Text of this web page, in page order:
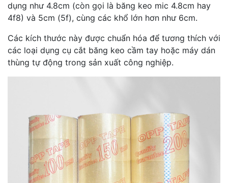
dụng như 4.8cm (còn gọi là băng keo mic 4.8cm hay
4f8) và 5cm (5f), cùng các khổ lớn hơn như 6cm.
Các kích thước này được chuẩn hóa để tương thích với
các loại dụng cụ cắt băng keo cầm tay hoặc máy dán
thùng tự động trong sản xuất công nghiệp.